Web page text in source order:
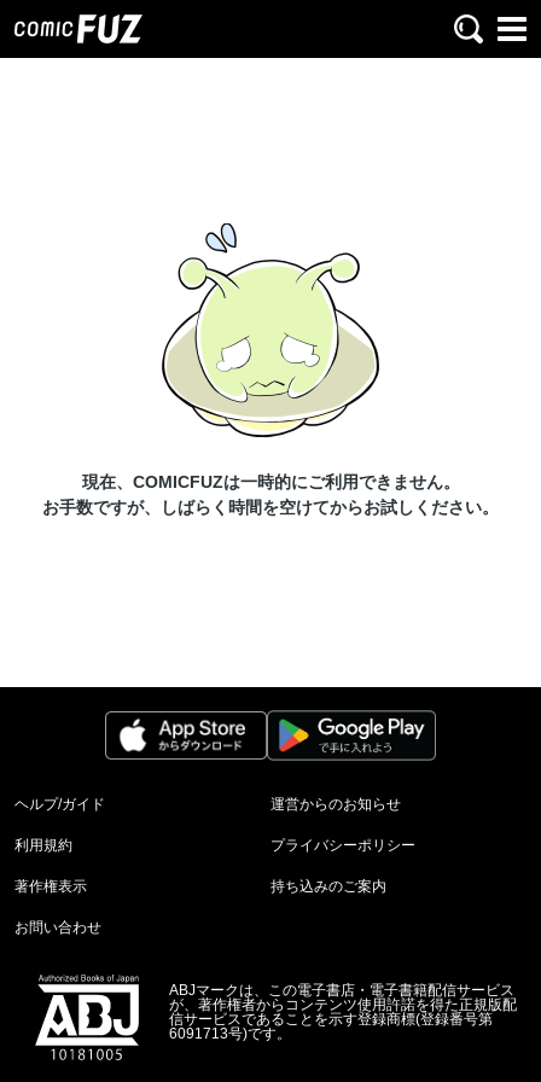
現在、COMICFUZは一時的にご利用できません。
お手数ですが、しばらく時間を空けてからお試しください。
ヘルプ/ガイド 運営からのお知らせ
利用規約 プライバシーポリシー
著作権表示 持ち込みのご案内
お問い合わせ
ABJマークは、この電子書店・電子書籍配信サービス
が、著作権者からコンテンツ使用許諾を得た正規版配
信サービスであることを示す登録商標(登録番号第
6091713号)です。